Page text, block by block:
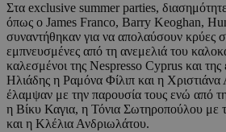
Στα exclusive summer parties,
όπως o James Franco, Barry Keoghan,
συναντήθηκαν για να απολαύσουν κρύες
εμπνευσμένες από τη ανεμελιά του
καλεσμένοι της Nespresso Cyprus και της
Ηλιάδης η Ραμόνα Φίλιπ και η Χριστιάνα
έλαμψαν με την παρουσία τους ενώ από
η Βίκυ Καγια, η Τόνια Σωτηροπούλου
και η Κλέλια Ανδριωλάτου.